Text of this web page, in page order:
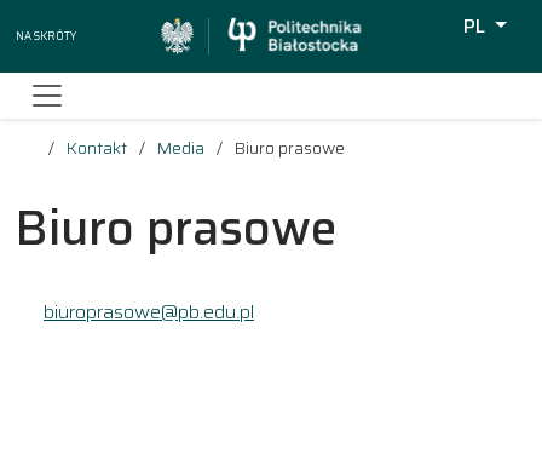
Na skróty
PL
Kontakt Media Biuro prasowe
Biuro prasowe
biuroprasowe@pb.edu.pl